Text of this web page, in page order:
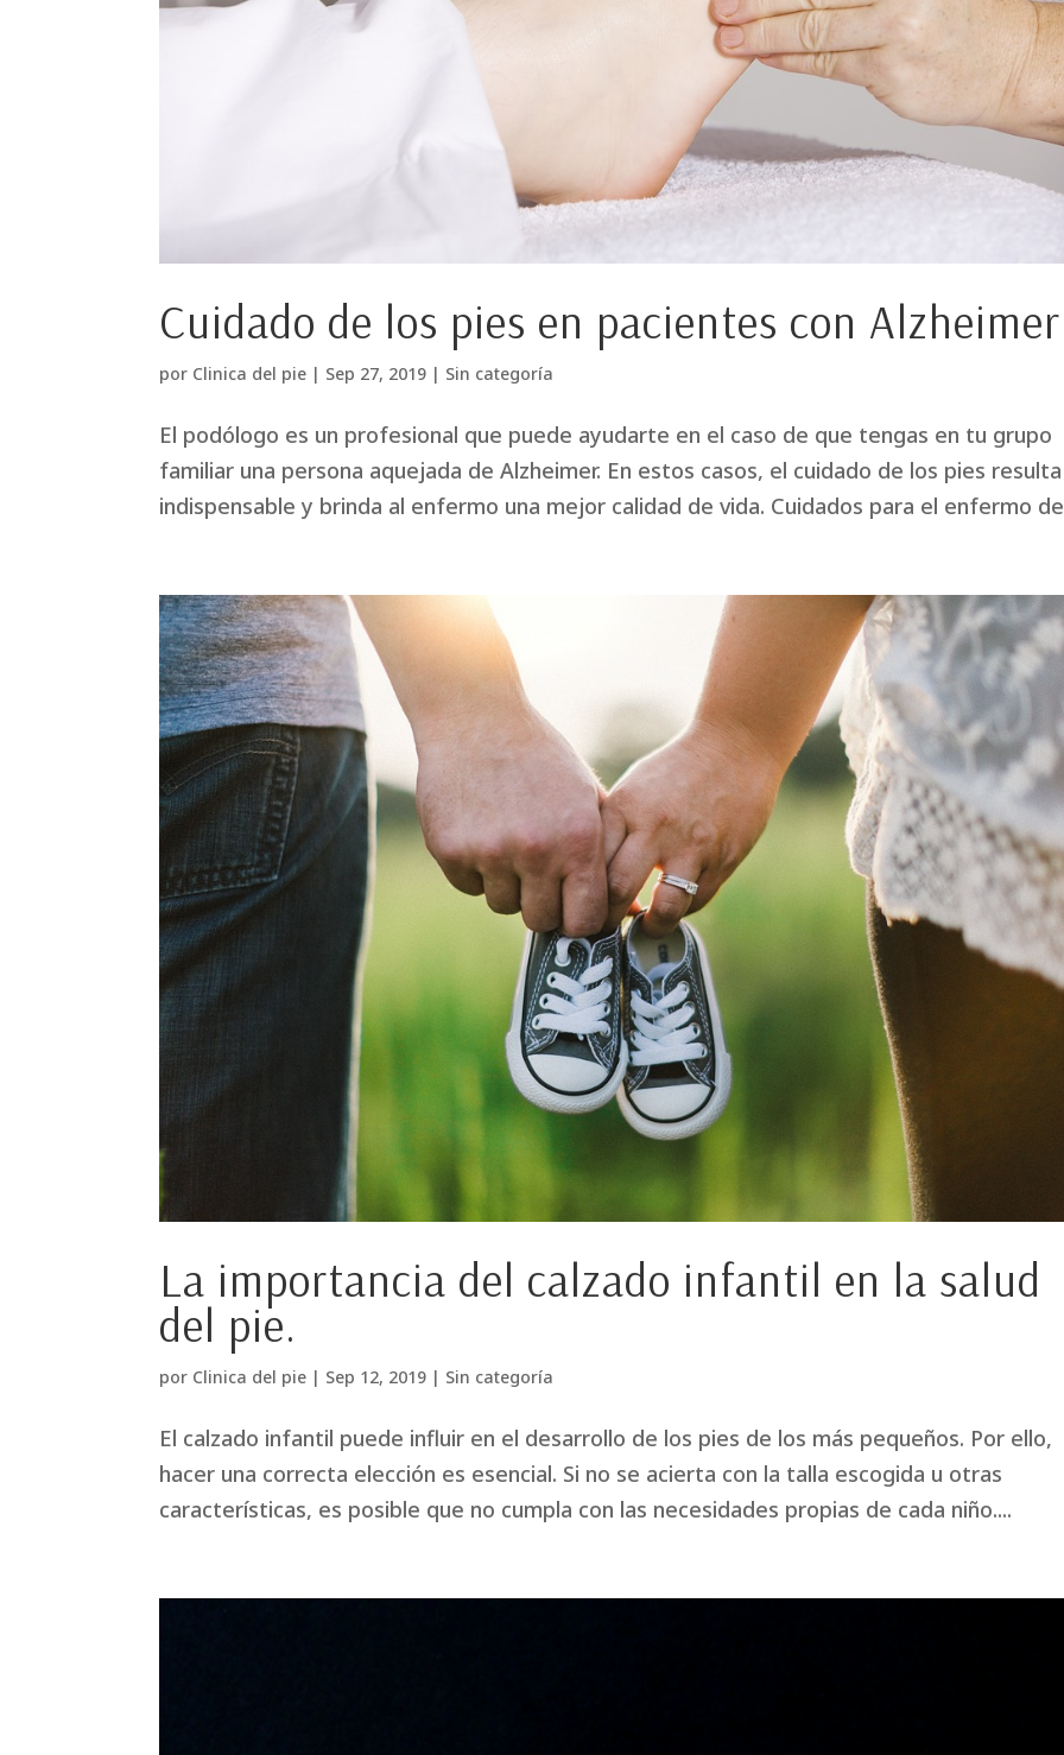
Cuidado de los pies en pacientes con Alzheimer
por Clinica del pie | Sep 27, 2019 | Sin categoría
El podólogo es un profesional que puede ayudarte en el caso de que tengas en tu grupo
familiar una persona aquejada de Alzheimer. En estos casos, el cuidado de los pies resulta
indispensable y brinda al enfermo una mejor calidad de vida. Cuidados para el enfermo
La importancia del calzado infantil en la salud
del pie.
por Clinica del pie | Sep 12, 2019 | Sin categoría
El calzado infantil puede influir en el desarrollo de los pies de los más pequeños. Por ello,
hacer una correcta elección es esencial. Si no se acierta con la talla escogida u otras
características, es posible que no cumpla con las necesidades propias de cada niño....